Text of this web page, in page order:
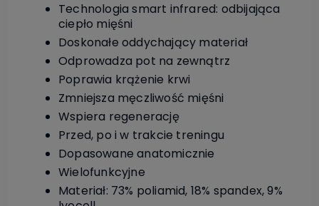
Technologia smart infrared: odbijająca
ciepło mięśni
Doskonałe oddychający materiał
Odprowadza pot na zewnątrz
Poprawia krążenie krwi
Zmniejsza męczliwość mięśni
Wspiera regenerację
Przed, po i w trakcie treningu
Dopasowane anatomicznie
Wielofunkcyjne
Materiał: 73% poliamid, 18% spandex, 9%